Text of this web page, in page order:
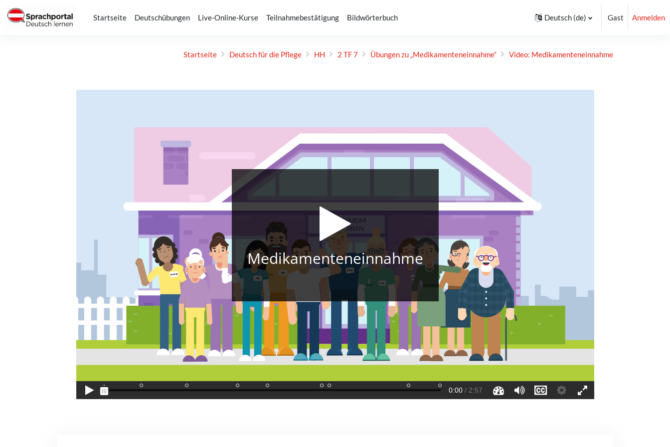
Startseite
Deutschübungen Live-Online-Kurse Teilnahmebestätigung Bildwörterbuch Deutsch ‎(de)‎ Gast Anmelden
Startseite Deutsch für die Pflege HH 2 TF 7 Übungen zu „Medikamenten­einnahme“ Video: Medikamenteneinnahme